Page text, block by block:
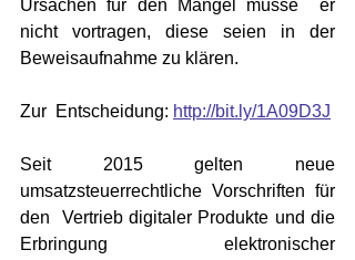
Ursachen für den Mangel müsse  er
nicht vortragen, diese seien in der
Beweisaufnahme zu klären.
Zur  Entscheidung: http://bit.ly/1A09D3J
Seit 2015 gelten neue
umsatzsteuerrechtliche Vorschriften für
den  Vertrieb digitaler Produkte und die
Erbringung elektronischer